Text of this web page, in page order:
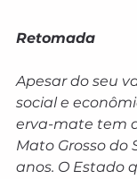
Retomada
Apesar do seu
social e
erva-mate tem
Mato Grosso do
anos. O Estado